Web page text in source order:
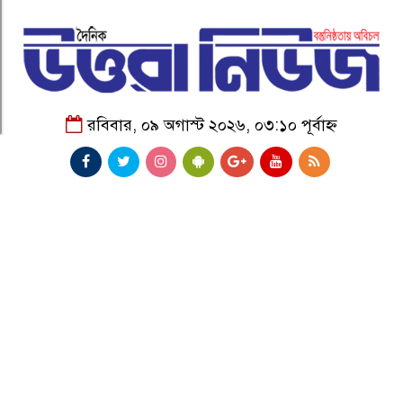
রবিবার, ০৯ অগাস্ট ২০২৬, ০৩:১০ পূর্বাহ্ন